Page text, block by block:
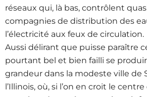
réseaux qui, là bas, contrôlent
compagnies de distribution des
l’électricité aux feux de circulation.
Aussi délirant que puisse paraître
pourtant bel et bien failli se
grandeur dans la modeste ville de
l’Illinois, où, si l’on en croit le